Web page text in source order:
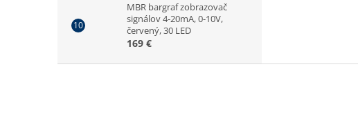
MBR bargraf zobrazovač
signálov 4-20mA, 0-10V,
červený, 30 LED
169 €